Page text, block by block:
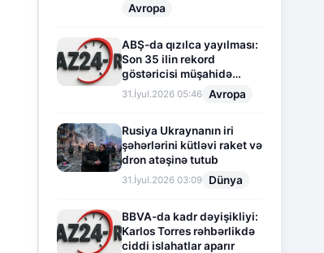
Avropa
ABŞ-da qızılca yayılması:
Son 35 ilin rekord
göstəricisi müşahidə
olunur
31.İyul.2026 05:46 Avropa
Rusiya Ukraynanın iri
şəhərlərini kütləvi raket və
dron atəşinə tutub
31.İyul.2026 03:09 Dünya
BBVA-da kadr dəyişikliyi:
Karlos Torres rəhbərlikdə
ciddi islahatlar aparır